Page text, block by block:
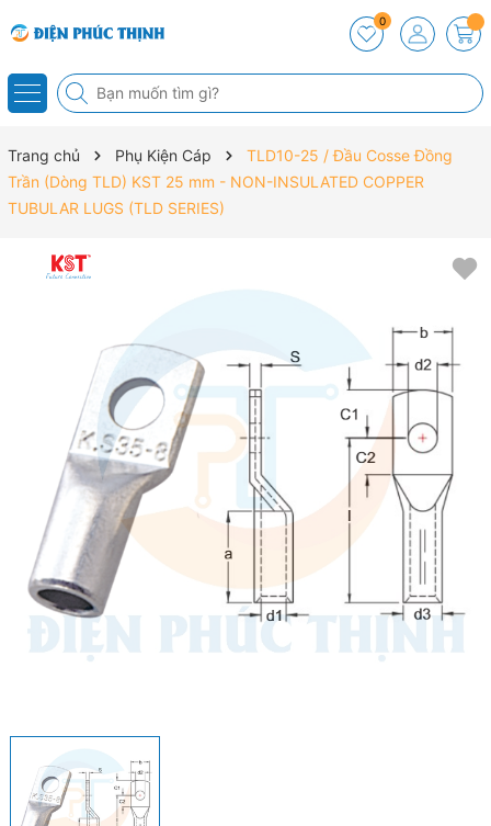
0
Trang chủ Phụ Kiện Cáp
TLD10-25 / Đầu Cosse Đồng
Trần (Dòng TLD) KST 25 mm - NON-INSULATED COPPER
TUBULAR LUGS (TLD SERIES)